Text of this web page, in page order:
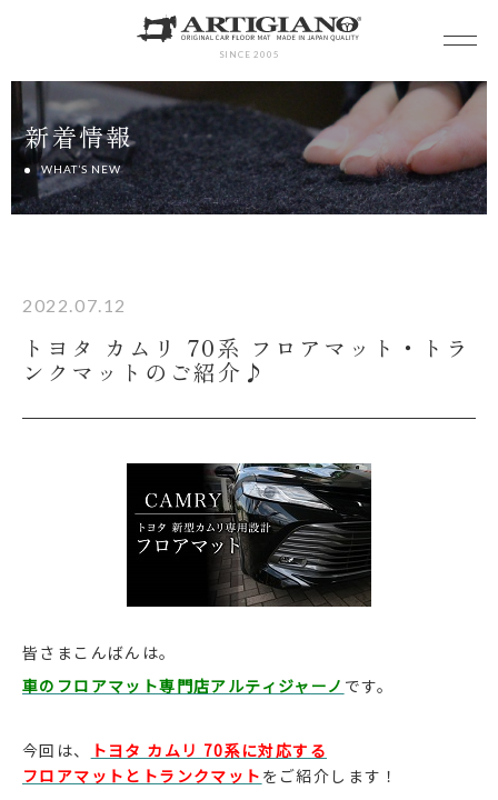
SINCE 2005
新着情報
WHAT’S NEW
2022.07.12
トヨタ カムリ 70系 フロアマット・トラ
ンクマットのご紹介♪
皆さまこんばんは。
車のフロアマット専門店アルティジャーノ です。
今回は、
トヨタ カムリ 70系に対応する
フロアマットとトランクマット をご紹介します！